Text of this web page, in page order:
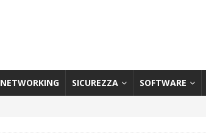
NETWORKING SICUREZZA SOFTWARE